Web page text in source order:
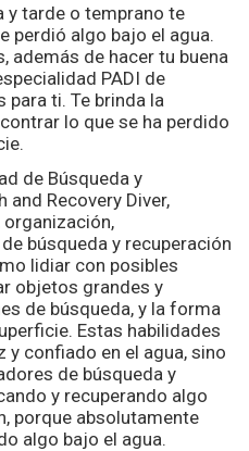
y tarde o temprano te
perdió algo bajo el agua.
además de hacer tu buena
PADI de
para ti. Te brinda la
lo que se ha perdido
de Búsqueda y
and Recovery Diver,
búsqueda y recuperación
lidiar con posibles
objetos grandes y
de búsqueda, y la forma
Estas habilidades
y confiado en el agua, sino
de búsqueda y
y recuperando algo
porque absolutamente
algo bajo el agua.